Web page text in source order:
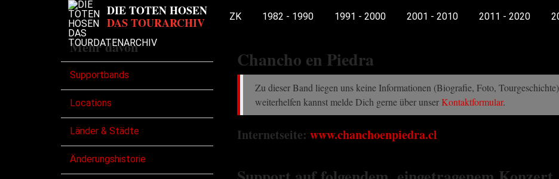
ZK 1982 - 1990 1991 - 2000 2001 - 2010 2011 - 2020
Chancho en Piedra
Zu dieser Band liegen uns keine Informationen (Biografie, Foto,
weiterhelfen kannst melde Dich gerne über unser Kontaktformular.
Internetseite: www.chanchoenpiedra.cl
Mehr davon
Supportbands
Locations
Länder & Städte
Änderungshistorie